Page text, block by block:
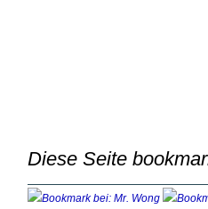
Diese Seite